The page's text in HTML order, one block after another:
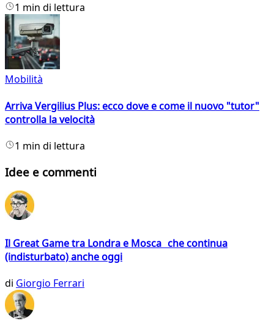
1 min di lettura
Mobilità
Arriva Vergilius Plus: ecco dove e come il nuovo "tutor"
controlla la velocità
1 min di lettura
Idee e commenti
Il Great Game tra Londra e Mosca che continua
(indisturbato) anche oggi
di Giorgio Ferrari